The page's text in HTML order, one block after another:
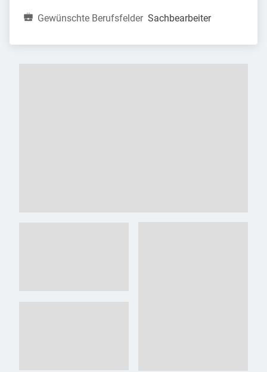
Gewünschte Berufsfelder Sachbearbeiter